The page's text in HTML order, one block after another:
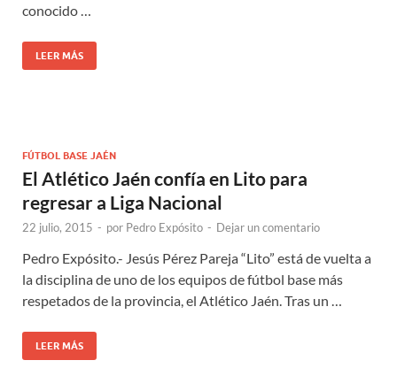
conocido …
LEER MÁS
FÚTBOL BASE JAÉN
El Atlético Jaén confía en Lito para
regresar a Liga Nacional
22 julio, 2015 - por Pedro Expósito - Dejar un comentario
Pedro Expósito.- Jesús Pérez Pareja “Lito” está de vuelta a
la disciplina de uno de los equipos de fútbol base más
respetados de la provincia, el Atlético Jaén. Tras un …
LEER MÁS